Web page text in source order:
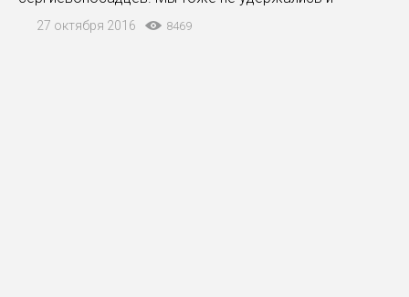
разместили небольшую галерею.
27 октября 2016 8469